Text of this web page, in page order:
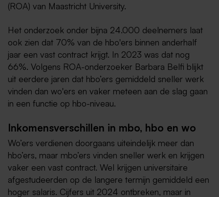
(ROA) van Maastricht University.
Het onderzoek onder bijna 24.000 deelnemers laat
ook zien dat 70% van de hbo'ers binnen anderhalf
jaar een vast contract krijgt. In 2023 was dat nog
66%. Volgens ROA-onderzoeker Barbara Belfi blijkt
uit eerdere jaren dat hbo’ers gemiddeld sneller werk
vinden dan wo'ers en vaker meteen aan de slag gaan
in een functie op hbo-niveau.
Inkomensverschillen in mbo, hbo en wo
Wo’ers verdienen doorgaans uiteindelijk meer dan
hbo’ers, maar mbo’ers vinden sneller werk en krijgen
vaker een vast contract. Wel krijgen universitaire
afgestudeerden op de langere termijn gemiddeld een
hoger salaris. Cijfers uit 2024 ontbreken, maar in